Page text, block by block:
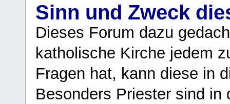
Sinn und Zweck
Dieses Forum dazu
katholische Kirche jedem
Fragen hat, kann diese in
Besonders Priester sind in